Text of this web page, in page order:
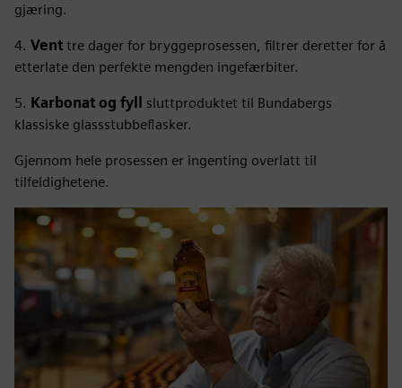
gjæring.
4. Vent tre dager for bryggeprosessen, filtrer deretter for å
etterlate den perfekte mengden ingefærbiter.
5. Karbonat og fyll
sluttproduktet til Bundabergs
klassiske glassstubbeflasker.
Gjennom hele prosessen er ingenting overlatt til
tilfeldighetene.